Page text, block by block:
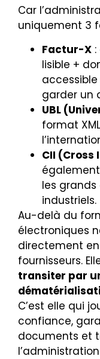
Car
uniquement 3
Factur-X
lisible +
garder un
UBL
format
CII (Cross
également
les
industriels.
Au-delà du
électroniques
directement
fournisseurs.
transiter par
C’est elle qui
confiance,
documents et